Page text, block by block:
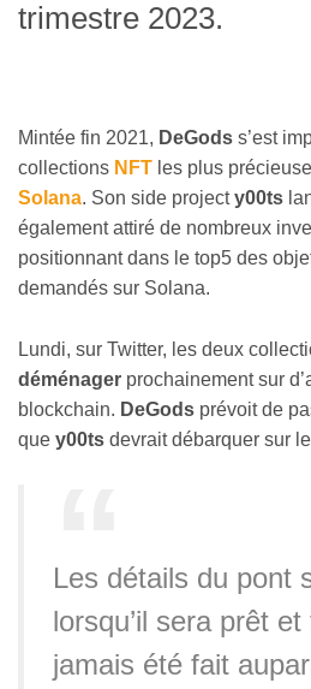
trimestre 2023.
Mintée fin 2021, DeGods s’est
collections NFT les plus
Solana. Son side projecty00ts
également attiré de nombreux
positionnant dans le top5 des
demandés sur Solana.
Lundi, sur Twitter, les deux
déménager prochainement sur
blockchain. DeGods prévoit de
que y00ts devrait débarquer sur
Les détails du pont
lorsqu’il sera prêt
jamais été fait